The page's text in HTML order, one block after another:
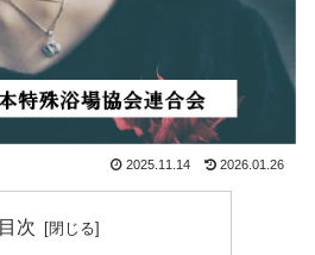
2025.11.14 2026.01.26
目次